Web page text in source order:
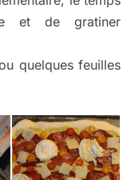
et de gratiner
quelques feuilles